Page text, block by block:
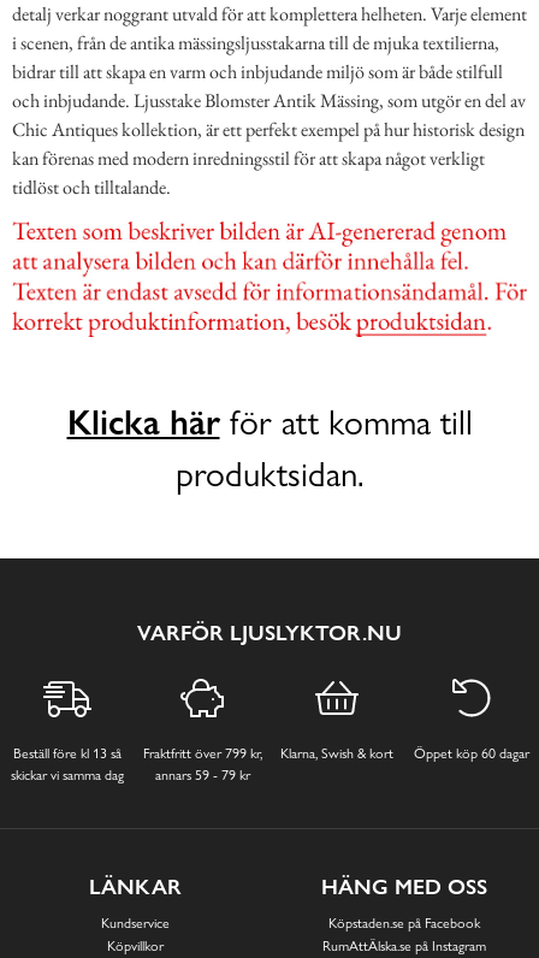
detalj verkar noggrant utvald för att komplettera helheten. Varje element
i scenen, från de antika mässingsljusstakarna till de mjuka textilierna,
bidrar till att skapa en varm och inbjudande miljö som är både stilfull
och inbjudande. Ljusstake Blomster Antik Mässing, som utgör en del av
Chic Antiques kollektion, är ett perfekt exempel på hur historisk design
kan förenas med modern inredningsstil för att skapa något verkligt
tidlöst och tilltalande.
Klicka härför att komma till
produktsidan.
VARFÖR LJUSLYKTOR.NU
Beställ före kl 13 så
skickar vi samma dag
Fraktfritt över 799 kr,
annars 59 - 79 kr
Klarna, Swish & kort Öppet köp 60 dagar
LÄNKAR
Kundservice
Köpvillkor
HÄNG MED OSS
Köpstaden.se på Facebook
RumAttÄlska.se på Instagram